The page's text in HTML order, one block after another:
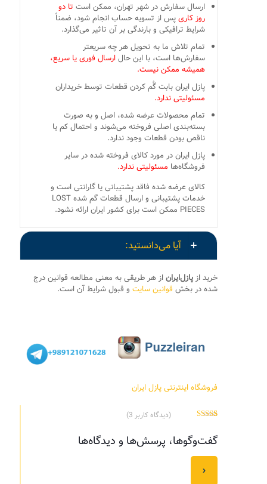
ارسال سفارش در شهر تهران، ممکن است تا دو
روز کاریپس از تسویه حساب انجام شود، ضمناً
شرایط ترافیکی و بارندگی بر آن تاثیر می‌گذارد.
تمام تلاش ما به تحویل هر چه سریعتر
سفارش‌ها است، با این حالارسال فوری یا سریع،
همیشه ممکن نیست.
پازل ایران بابت گُم کردن قطعات توسط خریداران
مسئولیتی ندارد.
تمام محصولات عرضه شده، اصل و به صورت
بسته‌بندی اصلی فروخته می‌شوند و احتمال کم یا
ناقص بودن قطعات وجود ندارد.
پازل ایران در مورد کالای فروخته شده در سایر
فروشگاه‌ها مسئولیتی ندارد.
کالای عرضه شده فاقد پشتیبانی یا گارانتی است و
خدمات پشتیبانی و ارسال قطعات گم شده LOST
PIECES ممکن است برای کشور ایران ارائه نشود.
آیا می‌دانستید:
خرید از پازل‌ایران از هر طریقی به معنی مطالعه قوانین درج
شده در بخش قوانین سایت و قبول شرایط آن است.
فروشگاه اینترنتی پازل ایران
مشتری
(دیدگاه کاربر 3
)
گفت‌وگوها، پرسش‌ها و دیدگاه‌ها
›